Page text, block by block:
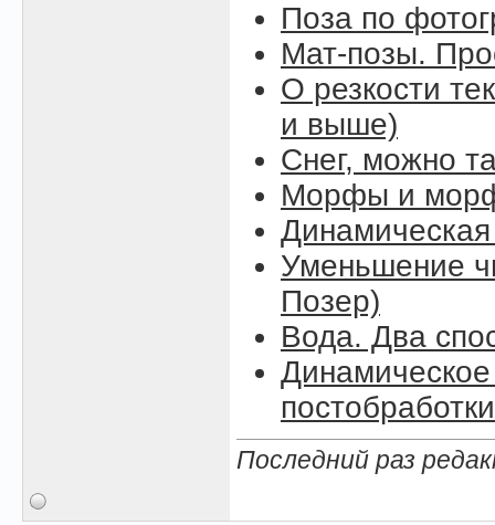
Поза по
Мат-позы.
О резкости
и выше)
Снег, можно
Морфы и
Уменьшение
Позер)
Вода. Два
постобработки
Последний раз